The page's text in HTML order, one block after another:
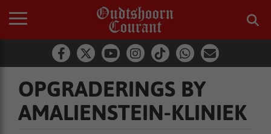
OPGRADERINGS BY
AMALIENSTEIN-KLINIEK